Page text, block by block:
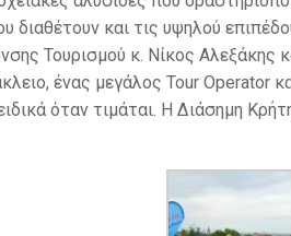
και τις υψηλού
Τουρισμού κ. Νίκος Αλεξάκης
ένας μεγάλος Tour Operator
όταν τιμάται. Η Διάσημη